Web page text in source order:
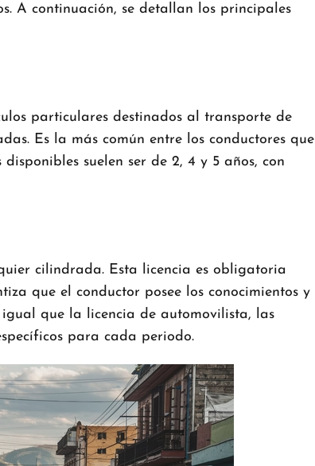
A continuación, se detallan los principales
particulares destinados al transporte de
Es la más común entre los conductores que
disponibles suelen ser de 2, 4 y 5 años, con
cilindrada. Esta licencia es obligatoria
que el conductor posee los conocimientos y
que la licencia de automovilista, las
para cada periodo.